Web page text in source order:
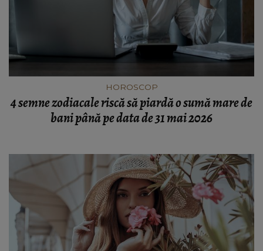
HOROSCOP
4 semne zodiacale riscă să piardă o sumă mare de
bani până pe data de 31 mai 2026